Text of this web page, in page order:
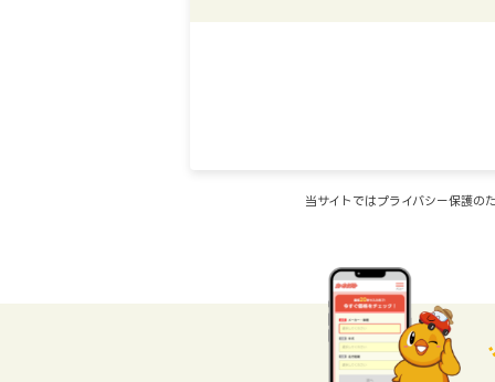
当サイトではプライバシー保護の